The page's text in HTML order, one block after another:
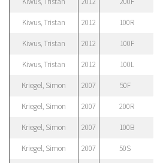
Kiwus, Tristan 2012 100R
Kiwus, Tristan 2012 100F
Kiwus, Tristan 2012 100L
Kriegel, Simon 2007 50F
Kriegel, Simon 2007 200R
Kriegel, Simon 2007 100B
Kriegel, Simon 2007 50S